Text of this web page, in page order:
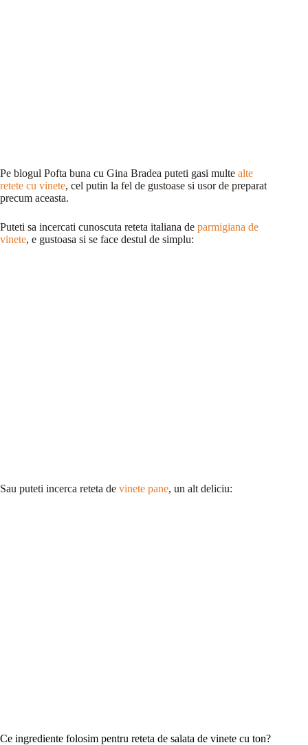
Pe blogul Pofta buna cu Gina Bradea puteti gasi multe alte
retete cu vinete, cel putin la fel de gustoase si usor de preparat
precum aceasta.
Puteti sa incercati cunoscuta reteta italiana de parmigiana de
vinete, e gustoasa si se face destul de simplu:
Sau puteti incerca reteta de vinete pane, un alt deliciu:
Ce ingrediente folosim pentru reteta de salata de vinete cu ton?